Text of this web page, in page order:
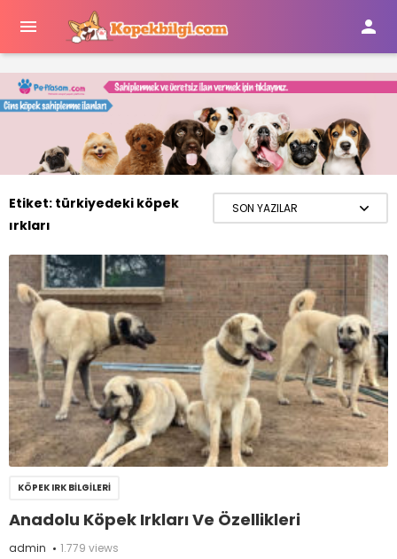
 
Etiket: türkiyedeki köpek
ırkları
KÖPEK IRK BILGILERI
Anadolu Köpek Irkları Ve Özellikleri
admin 1.779 views